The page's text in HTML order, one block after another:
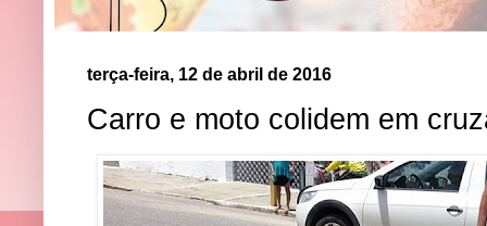
terça-feira, 12 de abril de 2016
Carro e moto colidem em